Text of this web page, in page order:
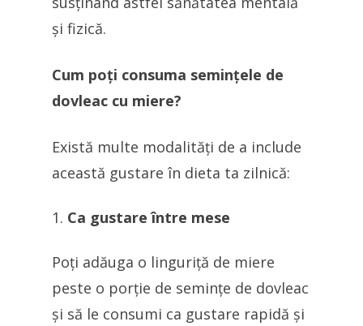
și fizică.
Cum poți consuma semințele de
dovleac cu miere?
Există multe modalități de a include
această gustare în dieta ta zilnică:
Ca gustare între mese
Poți adăuga o linguriță de miere
peste o porție de semințe de dovleac
și să le consumi ca gustare rapidă și